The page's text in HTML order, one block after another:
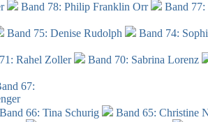
Band 78: Philip Franklin Orr
Band
Band 75: Denise Rudolph
Band 74:
Rahel Zoller
Band 70: Sabrina Lorenz
67:
Band 66: Tina Schurig
Band 65: Christine